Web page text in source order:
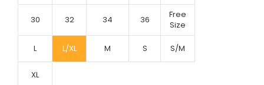
30 32 34 36
Free
Size
L L/XL M S S/M
XL